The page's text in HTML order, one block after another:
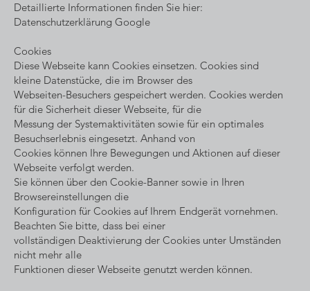
Detaillierte Informationen finden Sie hier:
Datenschutzerklärung Google
Cookies
Diese Webseite kann Cookies einsetzen. Cookies sind
kleine Datenstücke, die im Browser des
Webseiten-Besuchers gespeichert werden. Cookies werden
für die Sicherheit dieser Webseite, für die
Messung der Systemaktivitäten sowie für ein optimales
Besuchserlebnis eingesetzt. Anhand von
Cookies können Ihre Bewegungen und Aktionen auf dieser
Webseite verfolgt werden.
Sie können über den Cookie-Banner sowie in Ihren
Browsereinstellungen die
Konfiguration für Cookies auf Ihrem Endgerät vornehmen.
Beachten Sie bitte, dass bei einer
vollständigen Deaktivierung der Cookies unter Umständen
nicht mehr alle
Funktionen dieser Webseite genutzt werden können.